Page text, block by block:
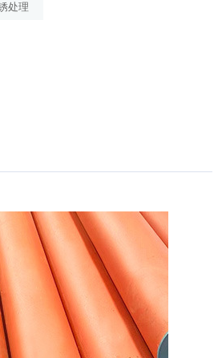
处理